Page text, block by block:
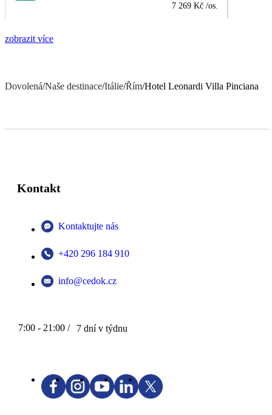
7 269 Kč /os.
zobrazit více
Dovolená/Naše destinace/Itálie/Řím/Hotel Leonardi Villa Pinciana
Kontakt
Kontaktujte nás
+420 296 184 910
info@cedok.cz
7:00 - 21:00 / 7 dní v týdnu